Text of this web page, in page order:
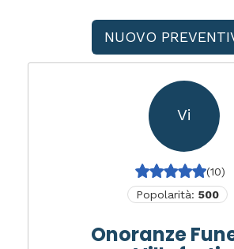
NUOVO
Vi
(10)
Popolarità: 500
Onoranze